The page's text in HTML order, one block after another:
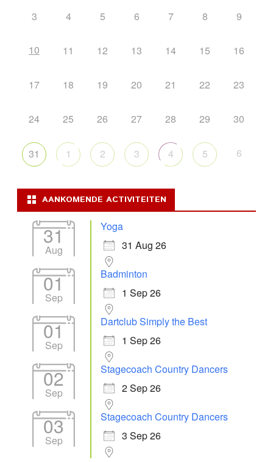
3 4 5 6 7 8 9
10 11 12 13 14 15 16
17 18 19 20 21 22 23
24 25 26 27 28 29 30
31 1 2 3 4 5 6
AANKOMENDE ACTIVITEITEN
31
Aug
Yoga
31 Aug 26
01
Sep
Badminton
1 Sep 26
01
Sep
Dartclub Simply the Best
1 Sep 26
02
Sep
Stagecoach Country Dancers
2 Sep 26
03
Sep
Stagecoach Country Dancers
3 Sep 26